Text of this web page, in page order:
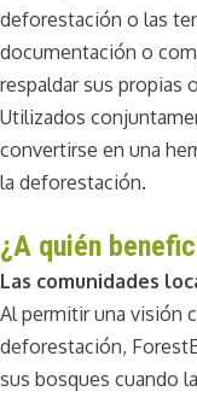
deforestación o las
documentación o
respaldar sus propias
Utilizados
convertirse en una
la deforestación.
¿A quién
Las comunidades
Al permitir una visión
deforestación,
sus bosques cuando